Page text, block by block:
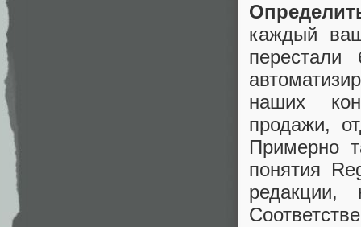
каждый
наших
продажи,
Примерно
понятия
редакции,